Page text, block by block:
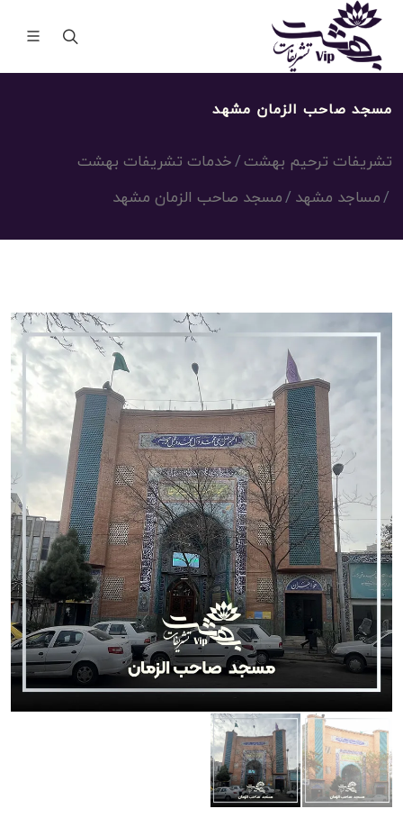
مسجد صاحب الزمان مشهد
تشریفات ترحیم بهشت خدمات تشریفات بهشت
مساجد مشهد مسجد صاحب الزمان مشهد